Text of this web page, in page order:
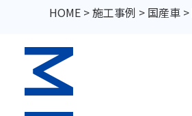
HOME >施工事例 > 国産車 >